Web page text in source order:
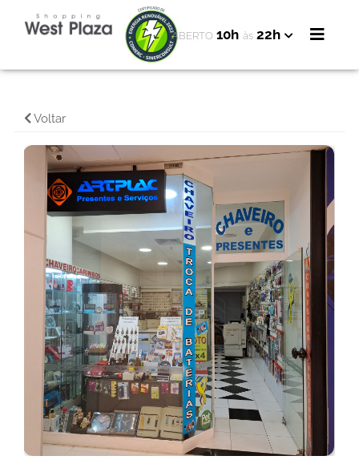
ABERTO 10h às 22h
Voltar